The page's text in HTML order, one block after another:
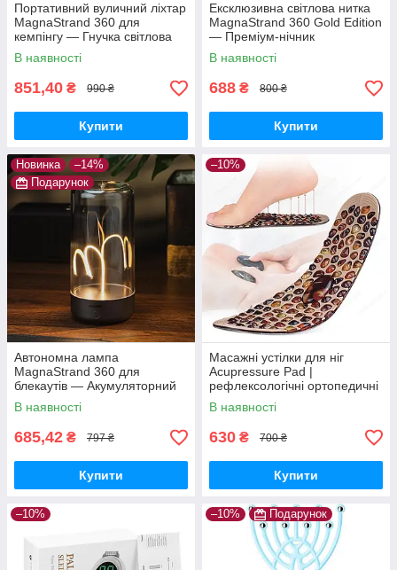
Портативний вуличний ліхтар
MagnaStrand 360 для
кемпінгу — Гнучка світлова
нитка 360° з магнітним
кріпленням та Type-C
В наявності
851,40 ₴ 990 ₴
Купити
Ексклюзивна світлова нитка
MagnaStrand 360 Gold Edition
— Преміум-нічник
трансформер, дизайнерська
LED-лампа
В наявності
688 ₴ 800 ₴
Купити
Новинка
–14%
Подарунок
Автономна лампа
MagnaStrand 360 для
блекаутів — Акумуляторний
світильник «Квантовий дріт» з
Type-C та потужним магнітом
В наявності
685,42 ₴ 797 ₴
Купити
–10%
Масажні устілки для ніг
Acupressure Pad |
рефлексологічні ортопедичні
устілки | анти-втома,
стимуляція точок стопи
В наявності
630 ₴ 700 ₴
Купити
–10% –10% Подарунок